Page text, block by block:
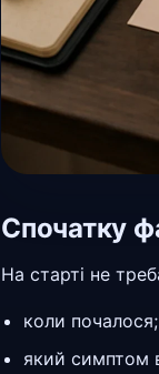
Спочатку
На старті не
коли почалося;
який симптом